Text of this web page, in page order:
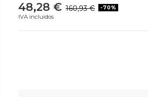
48,28 € 160,93 € -70%
IVA incluidos